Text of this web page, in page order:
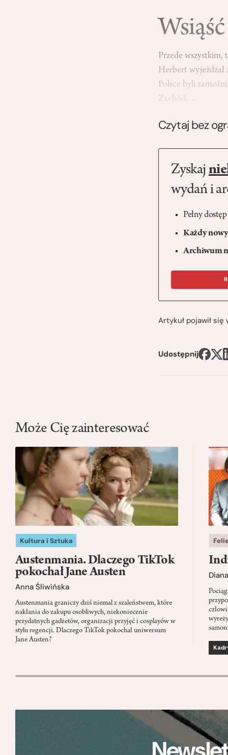
Przede wszystkim,
Herbert wyjeżdżał
Polsce byli
Zachód,…
Czytaj bez
Zyskaj
wydań i
Pełny
Każdy
Archiwum
Artykuł pojawił
Udostępnij
Może Cię zainteresować
Kultura i Sztuka
Austenmania. Dlaczego TikTok
pokochał Jane Austen
Anna Śliwińska
Austenmania graniczy dziś niemal z szaleństwem, które
nakłania do zakupu osobliwych, niekoniecznie
przydatnych gadżetów, organizacji przyjęć i cosplayów w
stylu regencji. Dlaczego TikTok pokochał uniwersum
Jane Austen?